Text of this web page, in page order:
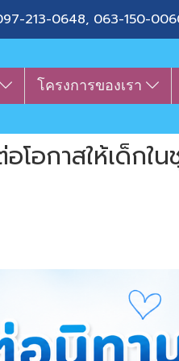
213-0648, 063-150-
โครงการของเรา
อกาสให้เด็กใ